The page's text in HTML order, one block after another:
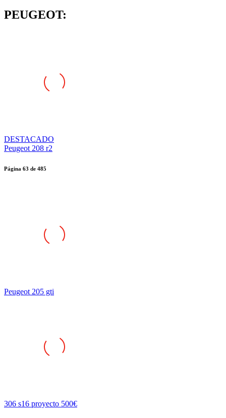
PEUGEOT:
DESTACADO
Peugeot 208 r2
Página 63 de 485
Peugeot 205 gti
306 s16 proyecto 500€